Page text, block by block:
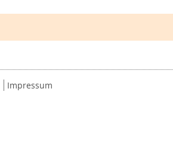
Impressum